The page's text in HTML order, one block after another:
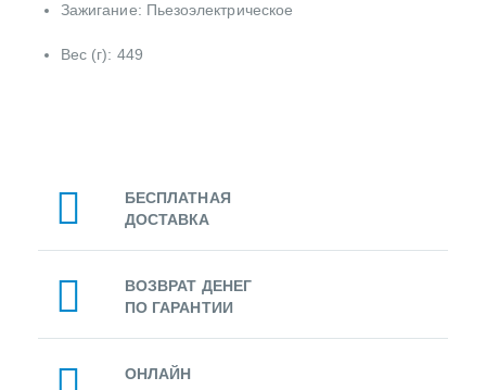
Зажигание: Пьезоэлектрическое
Вес (г): 449
БЕСПЛАТНАЯ
ДОСТАВКА
ВОЗВРАТ ДЕНЕГ
ПО ГАРАНТИИ
ОНЛАЙН